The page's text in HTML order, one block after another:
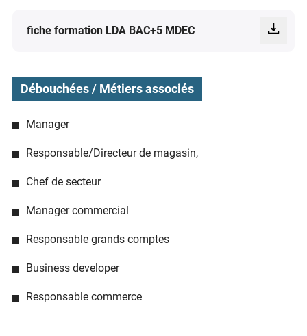
fiche formation LDA BAC+5 MDEC
Débouchées / Métiers associés
Manager
Responsable/Directeur de magasin,
Chef de secteur
Manager commercial
Responsable grands comptes
Business developer
Responsable commerce